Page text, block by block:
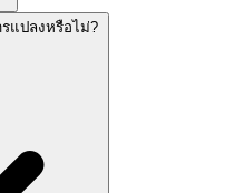
แปลงหรือไม่?